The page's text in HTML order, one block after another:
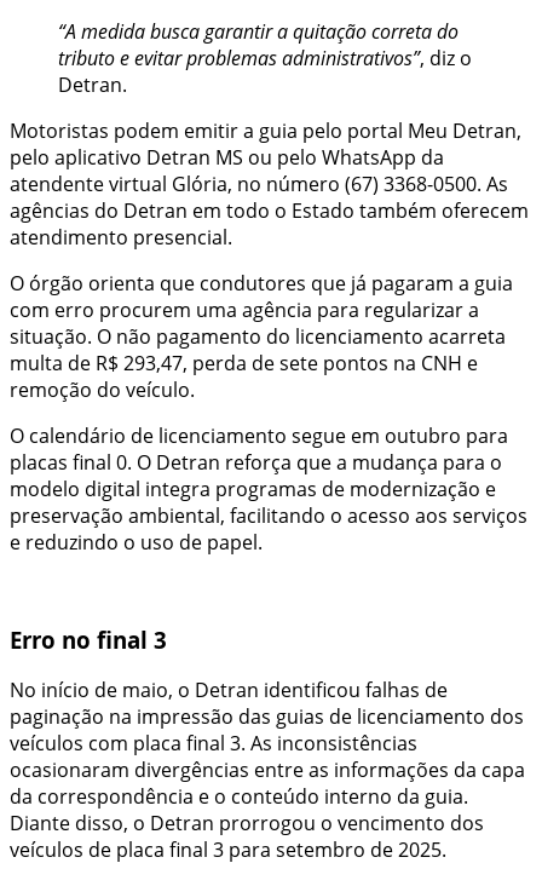
“A medida busca garantir a quitação correta do
tributo e evitar problemas administrativos”, diz o
Detran.
Motoristas podem emitir a guia pelo portal Meu Detran,
pelo aplicativo Detran MS ou pelo WhatsApp da
atendente virtual Glória, no número (67) 3368-0500. As
agências do Detran em todo o Estado também oferecem
atendimento presencial.
O órgão orienta que condutores que já pagaram a guia
com erro procurem uma agência para regularizar a
situação. O não pagamento do licenciamento acarreta
multa de R$ 293,47, perda de sete pontos na CNH e
remoção do veículo.
O calendário de licenciamento segue em outubro para
placas final 0. O Detran reforça que a mudança para o
modelo digital integra programas de modernização e
preservação ambiental, facilitando o acesso aos serviços
e reduzindo o uso de papel.
Erro no final 3
No início de maio, o Detran identificou falhas de
paginação na impressão das guias de licenciamento dos
veículos com placa final 3. As inconsistências
ocasionaram divergências entre as informações da capa
da correspondência e o conteúdo interno da guia.
Diante disso, o Detran prorrogou o vencimento dos
veículos de placa final 3 para setembro de 2025.